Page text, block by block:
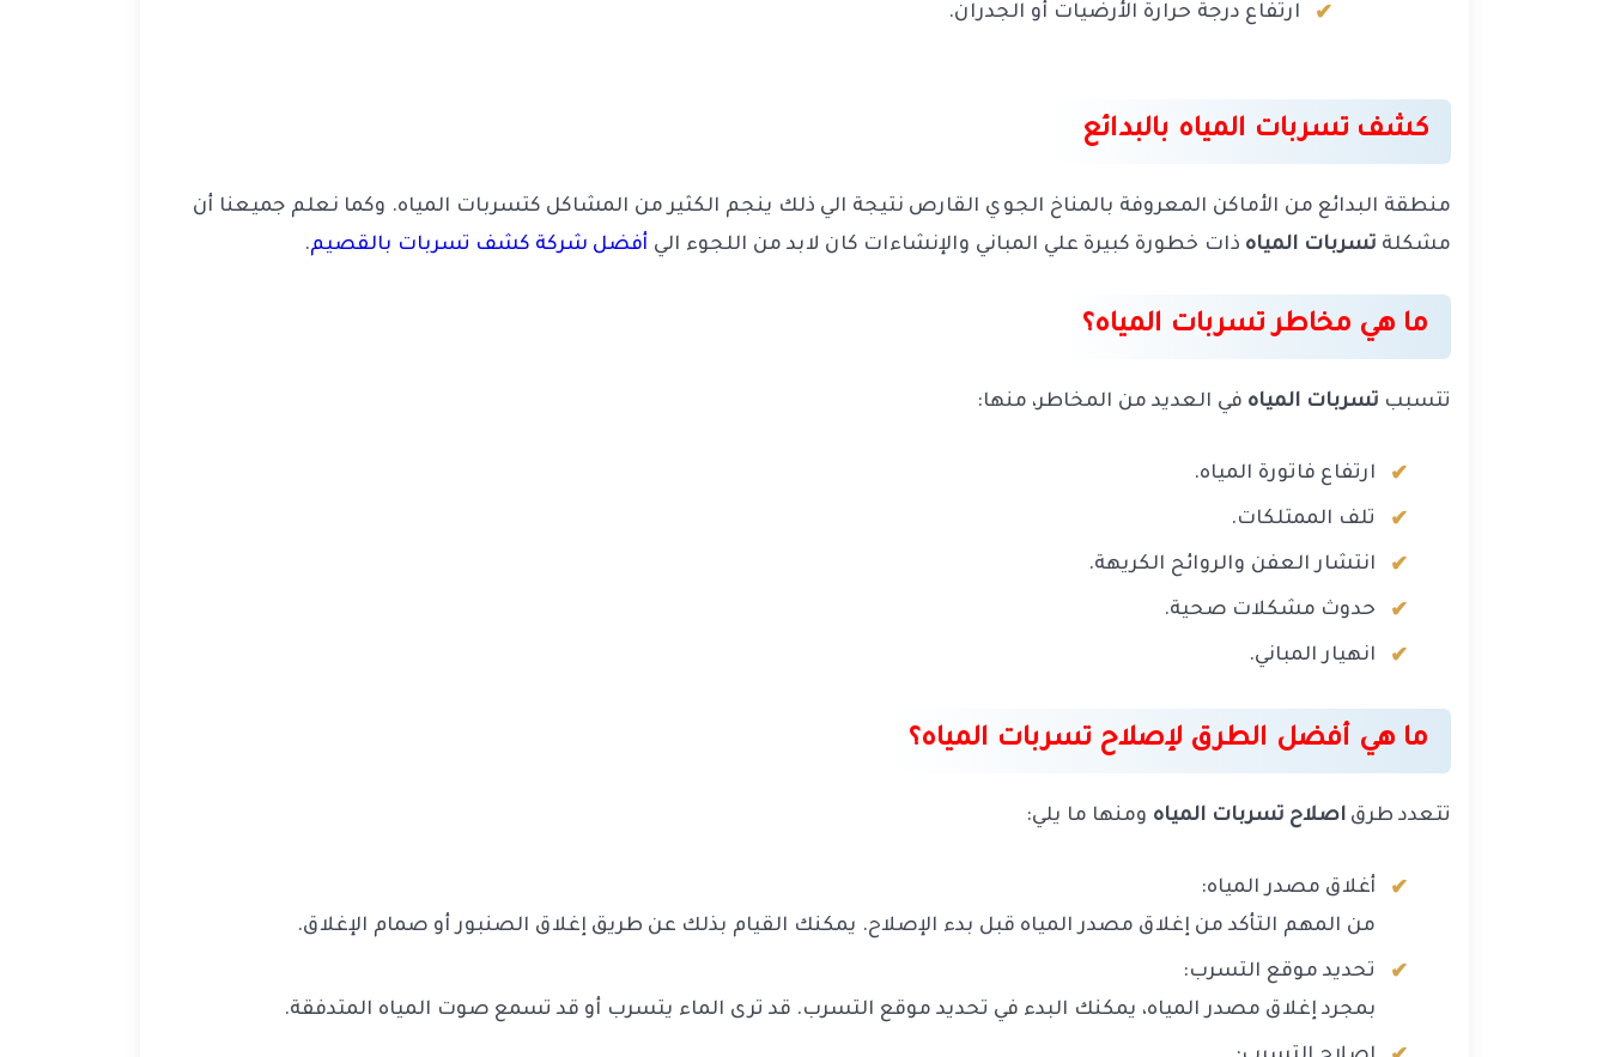
ارتفاع درجة حرارة الأرضيات أو الجدران.
كشف تسربات المياه بالبدائع
منطقة البدائع من الأماكن المعروفة بالمناخ الجوي القارص نتيجة الي ذلك ينجم الكثير من المشاكل كتسربات المياه. وكما نعلم جميعنا أن
مشكلة تسربات المياه ذات خطورة كبيرة علي المباني والإنشاءات كان لابد من اللجوء الي أفضل شركة كشف تسربات بالقصيم.
ما هي مخاطر تسربات المياه؟
تتسبب تسربات المياه في العديد من المخاطر، منها:
ارتفاع فاتورة المياه.
تلف الممتلكات.
انتشار العفن والروائح الكريهة.
حدوث مشكلات صحية.
انهيار المباني.
ما هي أفضل الطرق لإصلاح تسربات المياه؟
تتعدد طرق اصلاح تسربات المياه ومنها ما يلي:
أغلاق مصدر المياه:
من المهم التأكد من إغلاق مصدر المياه قبل بدء الإصلاح. يمكنك القيام بذلك عن طريق إغلاق الصنبور أو صمام الإغلاق.
تحديد موقع التسرب:
بمجرد إغلاق مصدر المياه، يمكنك البدء في تحديد موقع التسرب. قد ترى الماء يتسرب أو قد تسمع صوت المياه المتدفقة.